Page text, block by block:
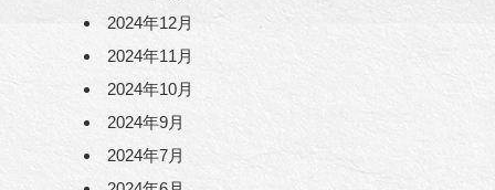
2024年12月
2024年11月
2024年10月
2024年9月
2024年7月